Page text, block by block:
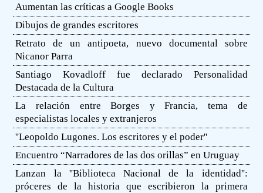
Aumentan las críticas a Google Books
Dibujos de grandes escritores
Retrato de un antipoeta, nuevo documental sobre
Nicanor Parra
Santiago Kovadloff fue declarado Personalidad
Destacada de la Cultura
La relación entre Borges y Francia, tema de
especialistas locales y extranjeros
''Leopoldo Lugones. Los escritores y el poder''
Encuentro “Narradores de las dos orillas” en Uruguay
Lanzan la ''Biblioteca Nacional de la identidad'':
próceres de la historia que escribieron la primera